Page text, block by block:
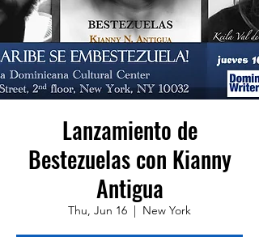
Lanzamiento de
Bestezuelas con Kianny
Antigua
Thu, Jun 16
  |
New York